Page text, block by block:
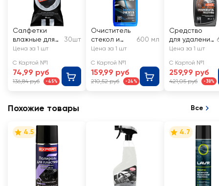
Салфетки
влажные для
салона
TOP GEAR
30шт
Цена за 1 шт
С Картой №1
74,99 руб
136,84 руб -45%
Очиститель
стекол и
зеркал
Clean Glass
600 мл
Цена за 1 шт
С Картой №1
159,99 руб
210,52 руб -24%
Средство
для удаления
ржавчины
remover Zinc
Цена за 1 шт
С Картой №1
259,99 руб
421,05 руб -38%
Похожие товары Все
4.5 4.7